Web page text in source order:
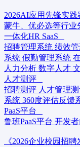
2026AI应用先锋实践
蒙牛、优必选等行
一体化HR SaaS
招聘管理系统 绩效
系统 假勤管理系统
人力分析 数字人才
人才测评
招聘测评 人才管理
系统 360度评估反馈
PaaS平台
鲁班PaaS平台 开发
《2026企业校园招聘